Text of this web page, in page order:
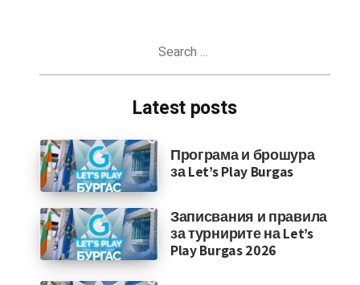
Latest posts
Програма и брошура
за Let’s Play Burgas
Записвания и правила
за турнирите на Let’s
Play Burgas 2026